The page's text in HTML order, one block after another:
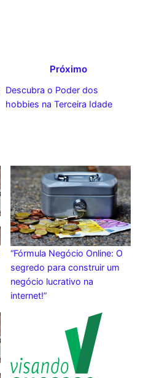
Próximo
Descubra o Poder dos
hobbies na Terceira Idade
“Fórmula Negócio Online: O
segredo para construir um
negócio lucrativo na
internet!”